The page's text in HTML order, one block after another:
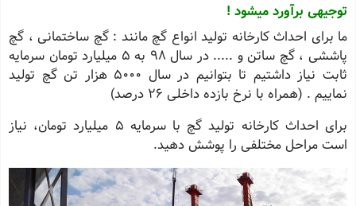
توجیهی برآورد میشود !
ما برای احداث کارخانه تولید انواع گچ مانند : گچ ساختمانی ، گچ
پاششی ، گچ ساتن و ..... در سال 98 به 5 میلیارد تومان سرمایه
ثابت نیاز داشتیم تا بتوانیم در سال 5000 هزار تن گچ تولید
نماییم . (همراه با نرخ بازده داخلی 26 درصد)
برای احداث کارخانه تولید گچ با سرمایه 5 میلیارد تومان، نیاز
است مراحل مختلفی را پوشش دهید.